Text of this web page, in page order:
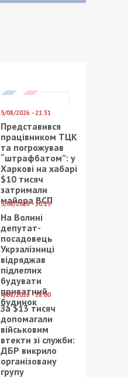
5/08/2026 - 21:31
Представився
працівником ТЦК
та погрожував
“штрафбатом”: у
Харкові на хабарі
$10 тисяч
затримали
майора ВСП
5/08/2026 - 10:29
На Волині
депутат-
посадовець
Укрзалізниці
відряджав
підлеглих
будувати
приватний
будинок
4/08/2026 - 18:00
За $13 тисяч
допомагали
військовим
втекти зі служби:
ДБР викрило
організовану
групу